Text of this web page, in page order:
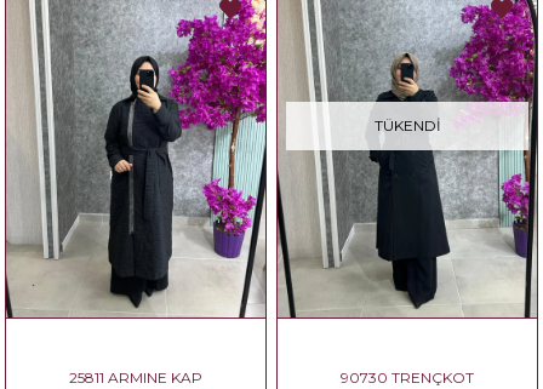
25811 ARMINE KAP
TÜKENDI
90730 TRENÇKOT